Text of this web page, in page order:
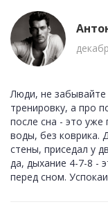
Люди, не забывайте
тренировку, а про
после сна - это уже
воды, без коврика.
стены, приседал у
да, дыхание 4-7-8 -
перед сном.